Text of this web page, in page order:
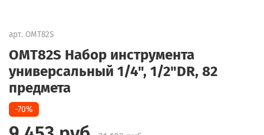
арт. OMT82S
OMT82S Набор инструмента
универсальный 1/4", 1/2"DR, 82
предмета
-70%